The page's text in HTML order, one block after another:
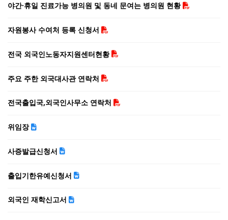
야간·휴일 진료가능 병의원 및 동네 문여는 병의원 현황
자원봉사 수여처 등록 신청서
전국 외국인노동자지원센터현황
주요 주한 외국대사관 연락처
전국출입국,외국인사무소 연락처
위임장
사증발급신청서
출입기한유예신청서
외국인 재학신고서